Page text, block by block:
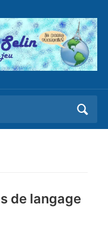
de langage